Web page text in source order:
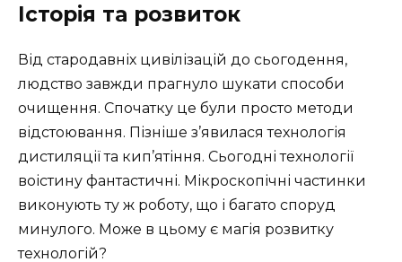
Історія та розвиток
Від стародавніх цивілізацій до сьогодення,
людство завжди прагнуло шукати способи
очищення. Спочатку це були просто методи
відстоювання. Пізніше з’явилася технологія
дистиляції та кип’ятіння. Сьогодні технології
воістину фантастичні. Мікроскопічні частинки
виконують ту ж роботу, що і багато споруд
минулого. Може в цьому є магія розвитку
технологій?